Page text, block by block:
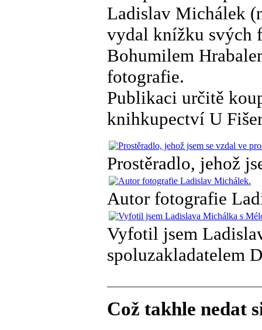
Ladislav Michálek
vydal knížku svých
Bohumilem
fotografie.
Publikaci určitě
knihkupectví U
Prostěradlo, jehož
Autor fotografie
Vyfotil jsem
spoluzakladatelem
Což takhle nedat